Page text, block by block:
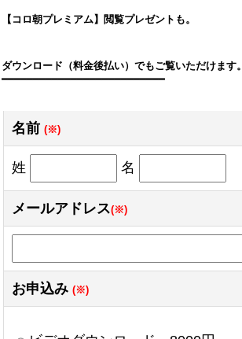
【コロ朝プレミアム】閲覧プレゼントも。
ダウンロード（料金後払い）でもご覧いただけます。
━━━━━━━━━━━━━━━━━━━━━━━━━━
名前(※)
姓 名
メールアドレス(※)
お申込み(※)